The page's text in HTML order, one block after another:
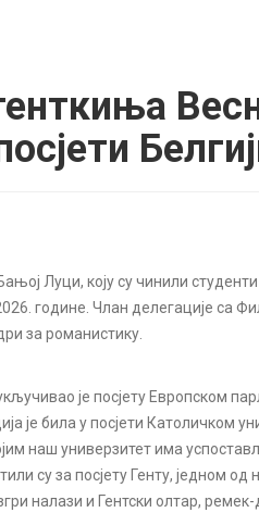
Луци, коју су чинили
године. Члан делегације са
за романистику.
је посјету Европском
је била у посјети Католичком
наш универзитет има
су за посјету Генту, једном од
налази и Гентски олтар,